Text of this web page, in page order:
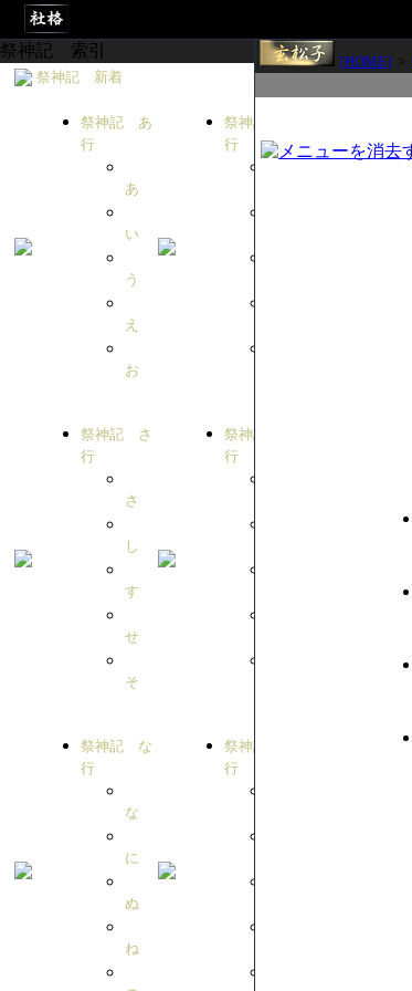
[HOME]
祭神記 索引
祭神記 新着
祭神記 あ
行
あ
い
う
え
お
祭神記 か
行
祭神記 さ
行
さ
し
す
せ
そ
祭神記 た
行
祭神記 な
行
な
に
ぬ
ね
祭神記 は
行